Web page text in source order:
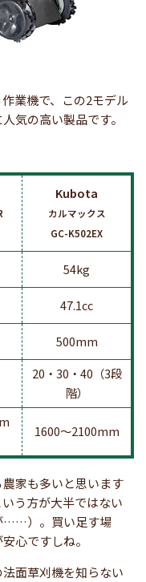
業機で、この2モデル
気の高い製品です。
Kubota
カルマックス
GC-K502EX
54kg
47.1cc
500mm
20・30・40（3段
階）
1600〜2100mm
家も多いと思います
う方が大半ではない
……）。買い足す場
心ですしね。
面草刈機を知らない